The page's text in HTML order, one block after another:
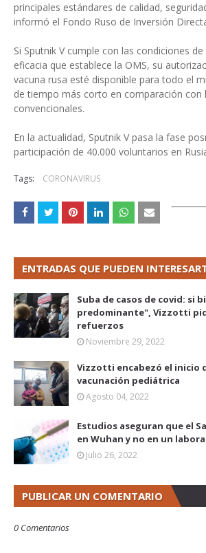
principales estándares de calidad,
informó el Fondo Ruso de Inversión
Si Sputnik V cumple con las condiciones
eficacia que establece la OMS, su
vacuna rusa esté disponible para todo el
de tiempo más corto en comparación con
convencionales.
En la actualidad, Sputnik V pasa la fase
participación de 40.000 voluntarios en
Tags: CORONAVIRUS
ENTRADAS QUE PUEDEN
Suba de casos de covid: si
predominante", Vizzotti
refuerzos
Noviembre 29, 2022
Vizzotti encabezó el inicio
vacunación pediátrica
Agosto 04, 2022
Estudios aseguran que el
en Wuhan y no en un
Julio 26, 2022
PUBLICAR UN COMENTARIO
0 Comentarios